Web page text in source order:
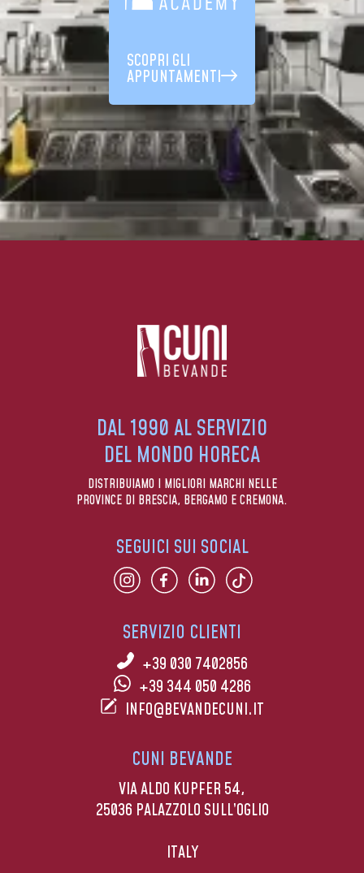
SCOPRI GLI
APPUNTAMENTI
DAL 1990 AL SERVIZIO
DEL MONDO HORECA
DISTRIBUIAMO I MIGLIORI MARCHI NELLE
PROVINCE DI BRESCIA, BERGAMO E CREMONA.
SERVIZIO CLIENTI
+39 030 7402856
+39 344 050 4286
INFO@BEVANDECUNI.IT
CUNI BEVANDE
VIA ALDO KUPFER 54,
25036 PALAZZOLO SULL’OGLIO
ITALY
SEGUICI SUI SOCIAL